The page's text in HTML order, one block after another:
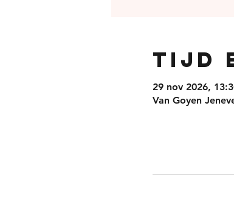
Tijd
29 nov 2026,
Van Goyen